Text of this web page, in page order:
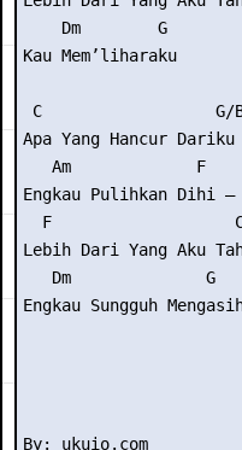
    Dm        G
Kau Mem’liharaku
C                  G/
Apa Yang Hancur Dariku
Am             F
Engkau Pulihkan Dihi –
F
Lebih Dari Yang Aku
Dm              G
Engkau Sungguh